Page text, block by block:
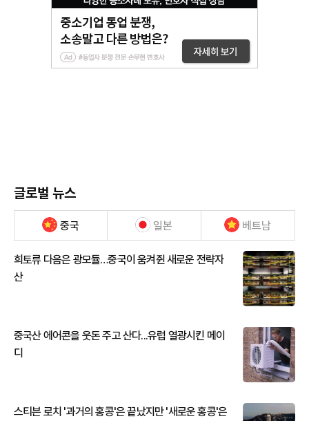
글로벌 뉴스
중국 일본 베트남
희토류 다음은 광모듈…중국이 움켜쥔 새로운 전략자
산
중국산 에어콘을 웃돈 주고 산다...유럽 열광시킨 메이
디
스티븐 로치 '과거의 홍콩'은 끝났지만 '새로운 홍콩'은